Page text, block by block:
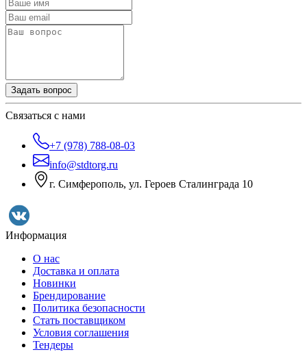
Задать вопрос
Связаться с нами
+7 (978) 788-08-03
info@stdtorg.ru
г. Симферополь, ул. Героев Сталинграда 10
Информация
О нас
Доставка и оплата
Новинки
Брендирование
Политика безопасности
Стать поставщиком
Условия соглашения
Тендеры